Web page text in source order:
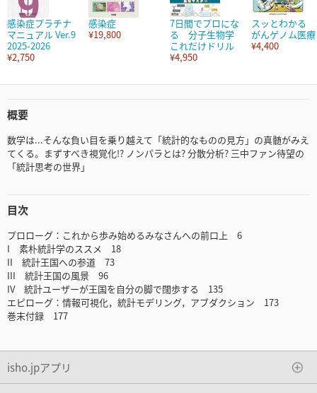
感染症プラチナ
マニュアル Ver.9
2025-2026
¥2,750
感染症
¥19,800
7日間でプロにな
る 分子生物学
これだけドリル
¥4,950
スッとわかる
がんゲノム医療
¥4,400
概要
数学は...そんな負い目を乗り越えて「統計的なものの見方」の真髄がみえ
てくる。まずすべき視覚化!? ノンパラとは? 分散分析? 三中ファン待望の
「統計思考の世界」
目次
プロローグ：これから歩み始めるみなさんへの前口上 6
I 素朴統計学のススメ 18
II 統計王国への参道 73
III 統計王国の風景 96
IV 統計ユーザーが王国を自分の脚で闊歩する 135
エピローグ：情報可視化，統計モデリング，アブダクション 173
巻末付録 177
isho.jpアプリ